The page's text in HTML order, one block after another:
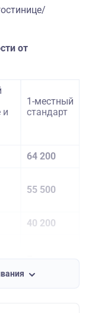
от
и
1-местный
стандарт
64 200
55 500
40 200